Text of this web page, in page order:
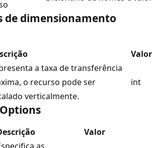
de dimensionamento
Valor
a taxa de transferência
o recurso pode ser
verticalmente.
int
Valor
as